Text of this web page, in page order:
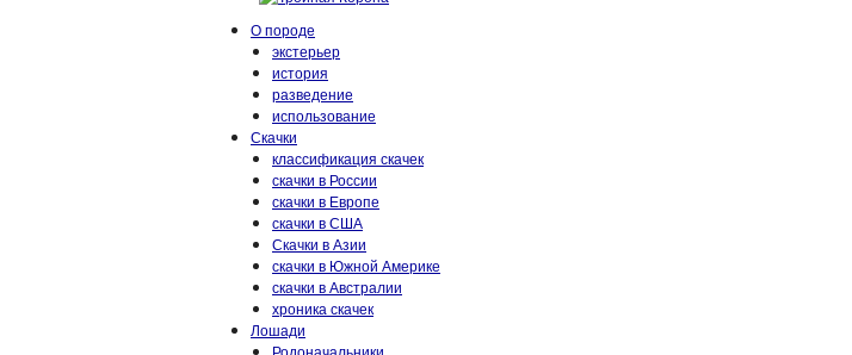
О породе
экстерьер
история
разведение
использование
Скачки
классификация скачек
скачки в России
скачки в Европе
скачки в США
Скачки в Азии
скачки в Южной Америке
скачки в Австралии
хроника скачек
Лошади
Родоначальники